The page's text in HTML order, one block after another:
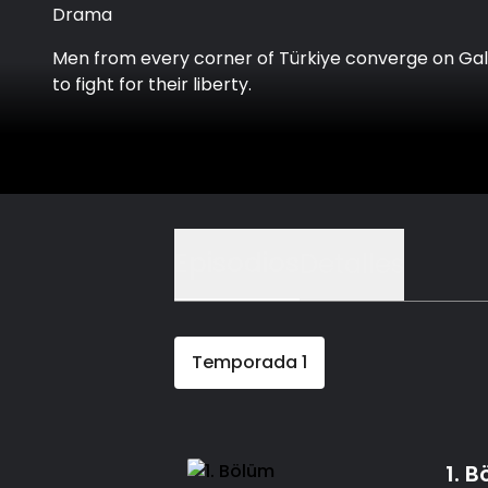
Drama
Men from every corner of Türkiye converge on
to fight for their liberty.
Temporada 1
1.